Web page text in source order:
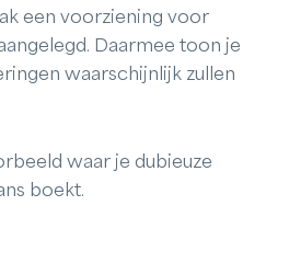
een voorziening voor
Daarmee toon je
waarschijnlijk zullen
waar je dubieuze
boekt.